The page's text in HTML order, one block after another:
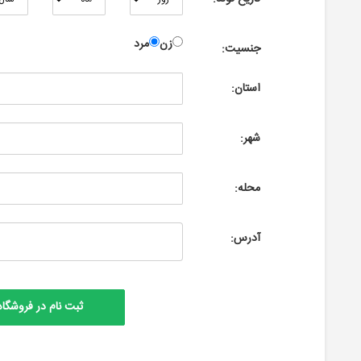
جنسیت: زن مرد
استان:
شهر:
محله:
آدرس: